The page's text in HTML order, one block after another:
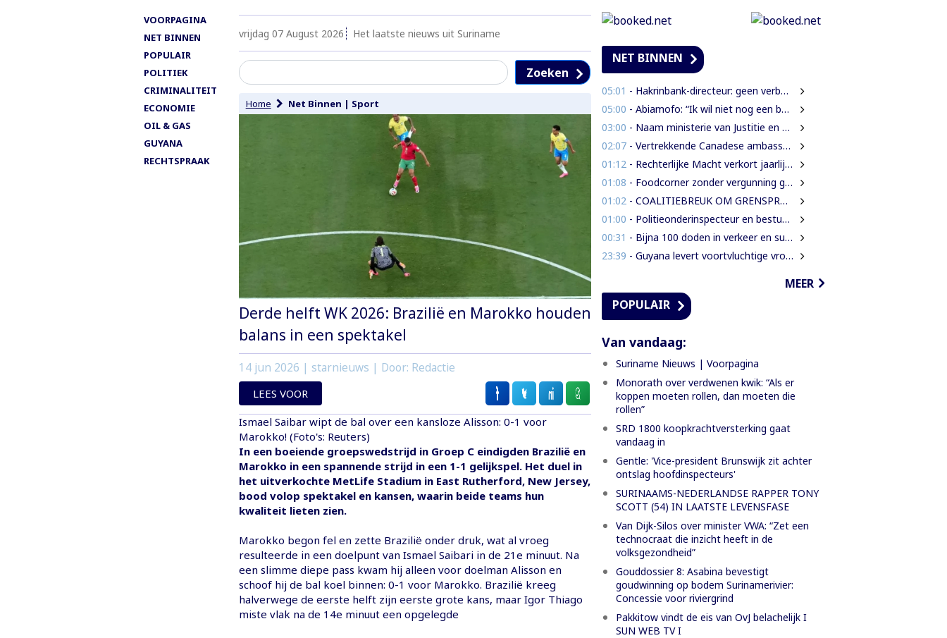
VOORPAGINA
NET BINNEN
POPULAIR
POLITIEK
CRIMINALITEIT
ECONOMIE
OIL & GAS
GUYANA
RECHTSPRAAK
vrijdag 07 August 2026 Het laatste nieuws uit Suriname
Zoeken
Home Net Binnen | Sport
Derde helft WK 2026: Brazilië en Marokko houden
balans in een spektakel
14 jun 2026 | starnieuws | Door: Redactie
LEES VOOR
Ismael Saibar wipt de bal over een kansloze Alisson: 0-1 voor
Marokko! (Foto's: Reuters)
In een boeiende groepswedstrijd in Groep C eindigden Brazilië en
Marokko in een spannende strijd in een 1-1 gelijkspel. Het duel in
het uitverkochte MetLife Stadium in East Rutherford, New Jersey,
bood volop spektakel en kansen, waarin beide teams hun
kwaliteit lieten zien.
Marokko begon fel en zette Brazilië onder druk, wat al vroeg
resulteerde in een doelpunt van Ismael Saibari in de 21e minuut. Na
een slimme diepe pass kwam hij alleen voor doelman Alisson en
schoof hij de bal koel binnen: 0-1 voor Marokko. Brazilië kreeg
halverwege de eerste helft zijn eerste grote kans, maar Igor Thiago
miste vlak na de 14e minuut een opgelegde
NET BINNEN
05:01 - Hakrinbank-directeur: geen verborgen motieven bij verkoop DSB-belang
05:00 - Abiamofo: “Ik wil niet nog een bodybag sturen naar dat gebied”
03:00 - Naam ministerie van Justitie en Politie verandert naar Justitie en Veiligheid
02:07- Vertrekkende Canadese ambassadeur wil grotere rol voor Canada in Suriname
01:12 - Rechterlijke Macht verkort jaarlijkse zittingsvrije periode naar één maand
01:08 - Foodcorner zonder vergunning gesloten tijdens derde dag integrale controles
01:02 - COALITIEBREUK OM GRENSPROTOCOL ONWAARSCHIJNLIJK
01:00 - Politieonderinspecteur en bestuurder gewond nadat auto over de kop slaat
00:31 - Bijna 100 doden in verkeer en suïcide voor 2026 is veel te veel’, zegt Lau
23:39 - Guyana levert voortvluchtige vrouwelijke verdachte in mensenhandel uit aan Suriname
MEER
POPULAIR
Van vandaag:
Suriname Nieuws | Voorpagina
Monorath over verdwenen kwik: “Als er
koppen moeten rollen, dan moeten die
rollen”
SRD 1800 koopkrachtversterking gaat
vandaag in
Gentle: 'Vice-president Brunswijk zit achter
ontslag hoofdinspecteurs'
SURINAAMS-NEDERLANDSE RAPPER TONY
SCOTT (54) IN LAATSTE LEVENSFASE
Van Dijk-Silos over minister VWA: “Zet een
technocraat die inzicht heeft in de
volksgezondheid”
Gouddossier 8: Asabina bevestigt
goudwinning op bodem Surinamerivier:
Concessie voor riviergrind
Pakkitow vindt de eis van OvJ belachelijk I
SUN WEB TV I